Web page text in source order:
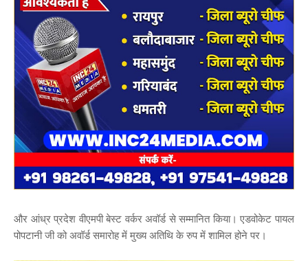
और आंध्र प्रदेश वीएमपी बेस्ट वर्कर अवॉर्ड से सम्मानित किया। एडवोकेट पायल
पोपटानी जी को अवॉर्ड समारोह में मुख्य अतिथि के रुप में शामिल होने पर।